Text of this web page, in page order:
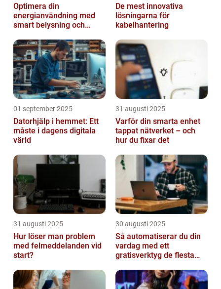
Optimera din
energianvändning med
smart belysning och
De mest innovativa
lösningarna för
kabelhantering
01 september 2025
Datorhjälp i hemmet: Ett
måste i dagens digitala
värld
31 augusti 2025
Varför din smarta enhet
tappat nätverket – och
hur du fixar det
31 augusti 2025
Hur löser man problem
med felmeddelanden vid
start?
30 augusti 2025
Så automatiserar du din
vardag med ett
gratisverktyg de flesta